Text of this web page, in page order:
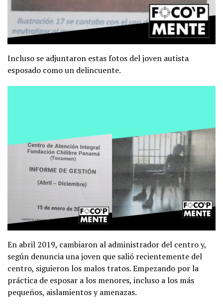
Incluso se adjuntaron estas fotos del joven autista
esposado como un delincuente.
En abril 2019, cambiaron al administrador del centro y,
según denuncia una joven que salió recientemente del
centro, siguieron los malos tratos. Empezando por la
práctica de esposar a los menores, incluso a los más
pequeños, aislamientos y amenazas.